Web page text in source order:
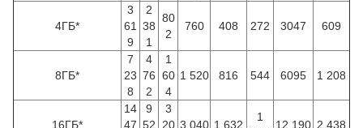
4ГБ*
3
61
9
2
38
1
80
2
760 408 272 3047 609
8ГБ*
7
23
8
4
76
2
1
60
4
1 520 816 544 6095 1 208
16ГБ*
14
47
9
52
3
20 3 040 1 632
1
12 190 2 438